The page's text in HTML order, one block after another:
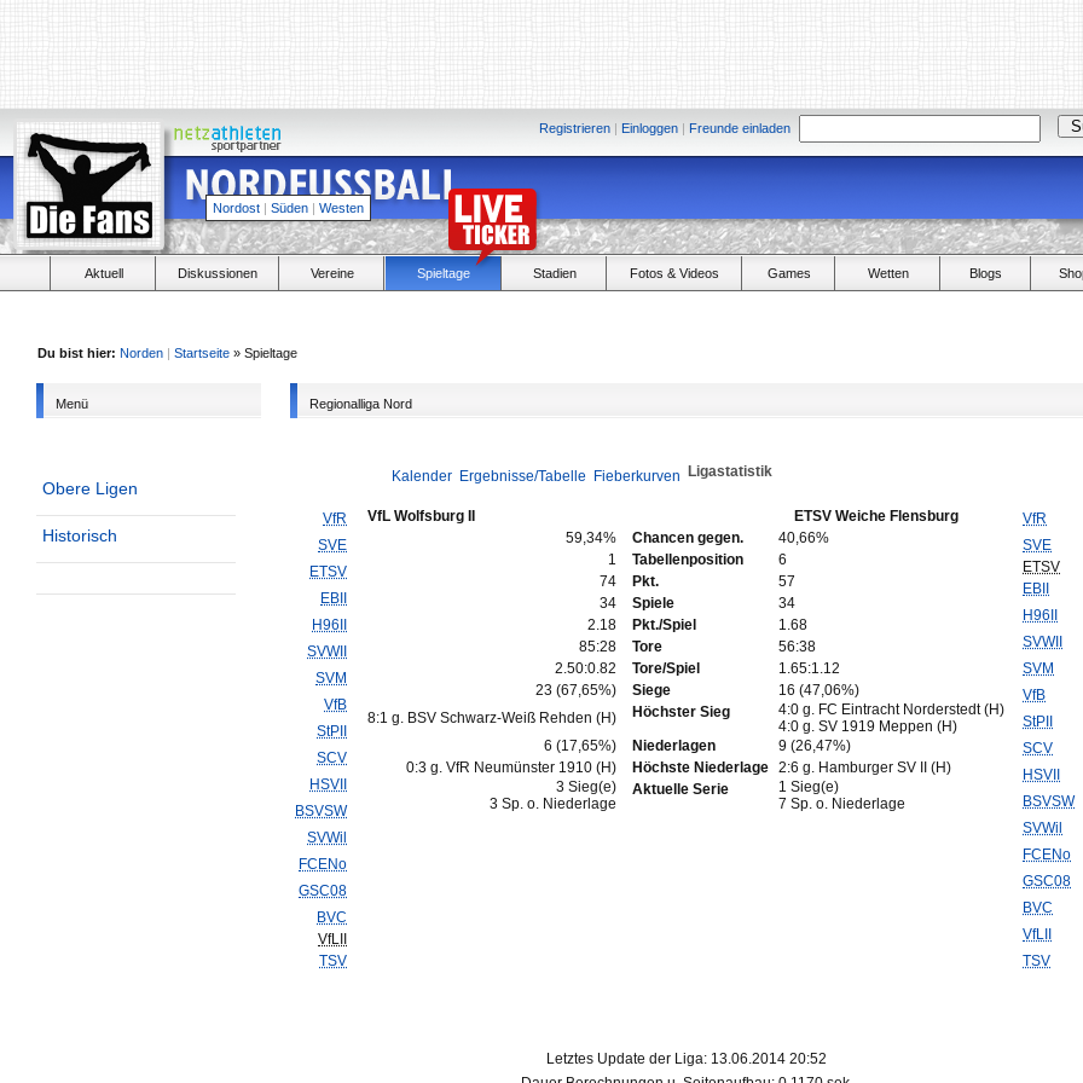
Registrieren | Einloggen | Freunde einladen
Nordost | Süden | Westen
Aktuell Diskussionen Vereine Spieltage Stadien Fotos & Videos Games Wetten Blogs
Du bist hier: Norden | Startseite » Spieltage
Menü
Obere Ligen
Historisch
Regionalliga Nord
Kalender Ergebnisse/Tabelle Fieberkurven Ligastatistik
VfR
SVE
ETSV
EBII
H96II
SVWII
SVM
VfB
StPII
SCV
HSVII
BSVSW
SVWil
FCENo
GSC08
BVC
VfLII
TSV
VfL Wolfsburg II
ETSV Weiche Flensburg
59,34%
Chancen gegen.
40,66%
1
Tabellenposition
6
74
Pkt.
57
34
Spiele
34
2.18
Pkt./Spiel
1.68
85:28
Tore
56:38
2.50:0.82
Tore/Spiel
1.65:1.12
23 (67,65%)
Siege
16 (47,06%)
8:1 g. BSV Schwarz-Weiß Rehden (H)
Höchster Sieg
4:0 g. FC Eintracht Norderstedt (H)
4:0 g. SV 1919 Meppen (H)
6 (17,65%)
Niederlagen
9 (26,47%)
0:3 g. VfR Neumünster 1910 (H)
Höchste Niederlage 2:6 g. Hamburger SV II (H)
3 Sieg(e)
3 Sp. o. Niederlage
Aktuelle Serie
1 Sieg(e)
7 Sp. o. Niederlage
VfR
SVE
ETSV
EBII
H96II
SVWII
SVM
VfB
StPII
SCV
HSVII
BSVSW
SVWil
FCENo
GSC08
BVC
VfLII
TSV
Letztes Update der Liga: 13.06.2014 20:52